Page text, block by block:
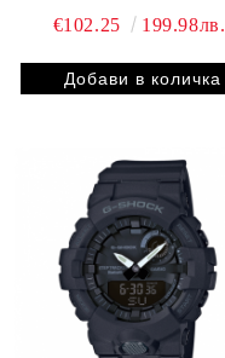
€102.25
199.98лв.